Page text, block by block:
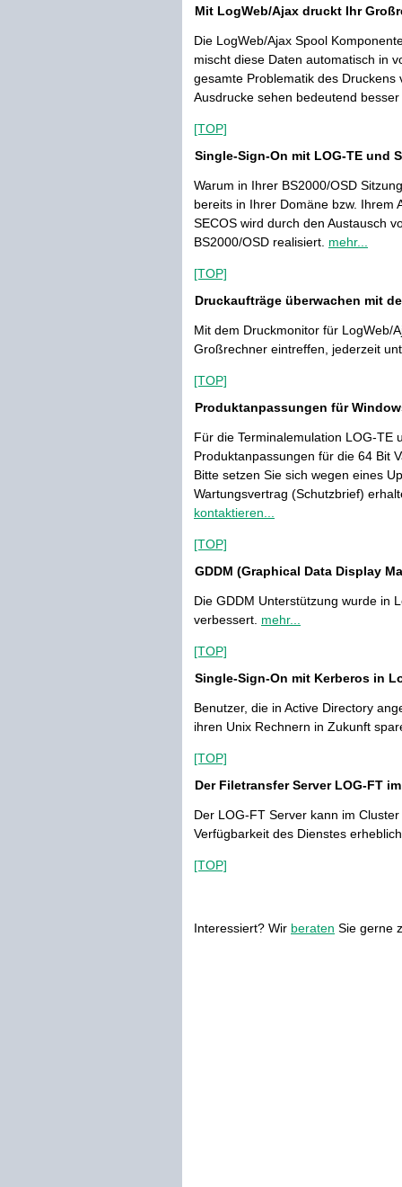
Mit LogWeb/Ajax druckt Ihr
Die LogWeb/Ajax Spool
mischt diese Daten automatisch in
gesamte Problematik des
Ausdrucke sehen bedeutend
[TOP]
Single-Sign-On mit LOG-TE und
Warum in Ihrer BS2000/OSD
bereits in Ihrer Domäne bzw. Ihrem
SECOS wird durch den Austausch
BS2000/OSD realisiert. mehr...
[TOP]
Druckaufträge überwachen mit
Mit dem Druckmonitor für LogWeb/
Großrechner eintreffen, jederzeit
[TOP]
Produktanpassungen für
Für die Terminalemulation LOG-TE
Produktanpassungen für die 64 Bit
Bitte setzen Sie sich wegen eines
Wartungsvertrag (Schutzbrief)
kontaktieren...
[TOP]
GDDM (Graphical Data Display
Die GDDM Unterstützung wurde in
verbessert. mehr...
[TOP]
Single-Sign-On mit Kerberos in
Benutzer, die in Active Directory
ihren Unix Rechnern in Zukunft
[TOP]
Der Filetransfer Server LOG-FT
Der LOG-FT Server kann im
Verfügbarkeit des Dienstes
[TOP]
Interessiert? Wir beraten Sie gerne